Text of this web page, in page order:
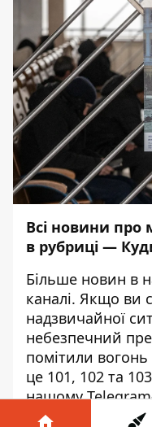
Всі новини про
в рубриці —
Більше новин в
каналі. Якщо ви
надзвичайної
небезпечний
помітили
це 101, 102 та
нашому
нього можна
ТУТ